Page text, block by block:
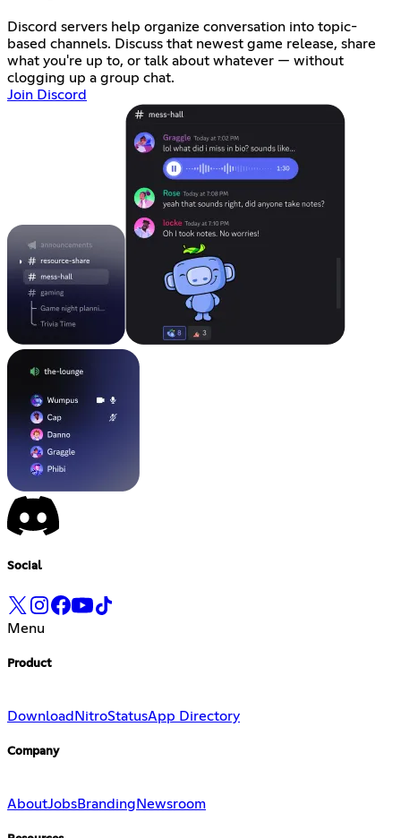
Discord servers help organize conversation into topic-
based channels. Discuss that newest game release, share
what you're up to, or talk about whatever — without
clogging up a group chat.
Join Discord
Social
Menu
Product
Download NitroStatusApp Directory
Company
AboutJobsBranding Newsroom